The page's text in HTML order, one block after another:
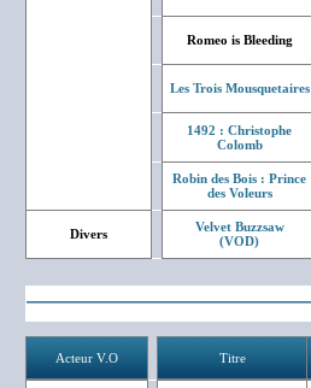
Romeo is Bleeding
Les Trois Mousquetaires
1492 : Christophe
Colomb
Robin des Bois : Prince
des Voleurs
Divers
Velvet Buzzsaw
(VOD)
Acteur V.O Titre